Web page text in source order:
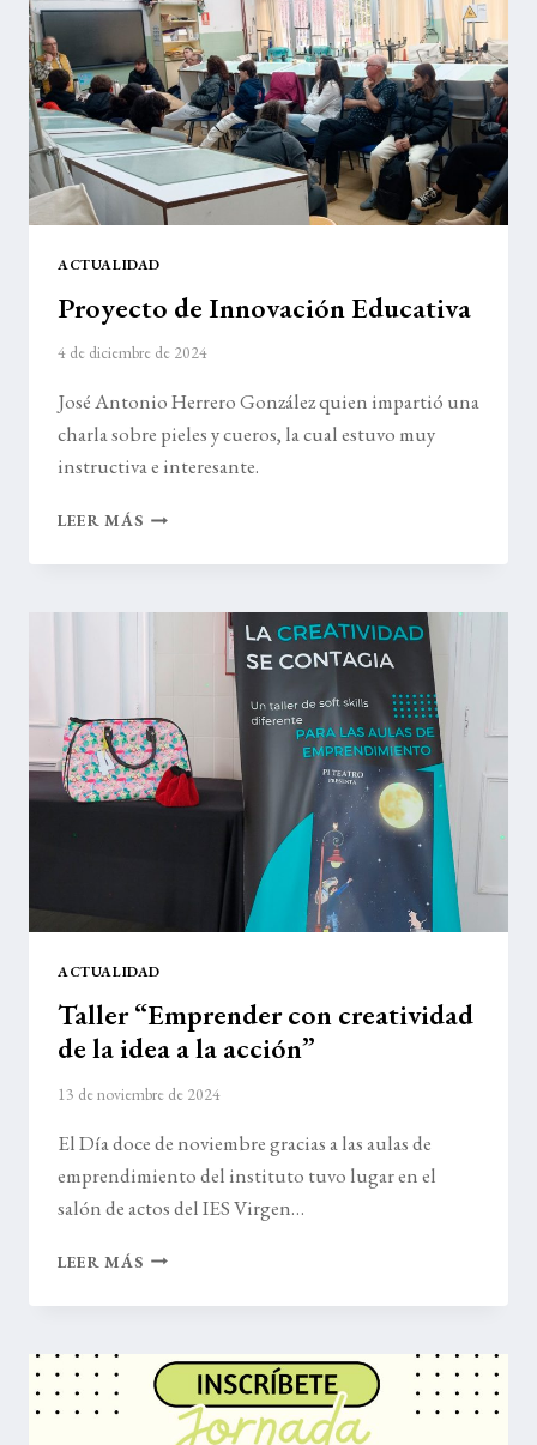
ACTUALIDAD
Proyecto de Innovación Educativa
4 de diciembre de 2024
José Antonio Herrero González quien impartió una
charla sobre pieles y cueros, la cual estuvo muy
instructiva e interesante.
LEER MÁSPROYECTO
INNOVACIÓN
ACTUALIDAD
Taller “Emprender con creatividad
de la idea a la acción”
13 de noviembre de 2024
El Día doce de noviembre gracias a las aulas de
emprendimiento del instituto tuvo lugar en el
salón de actos del IES Virgen…
LEER MÁSTALLER
CON
LA
IDEA